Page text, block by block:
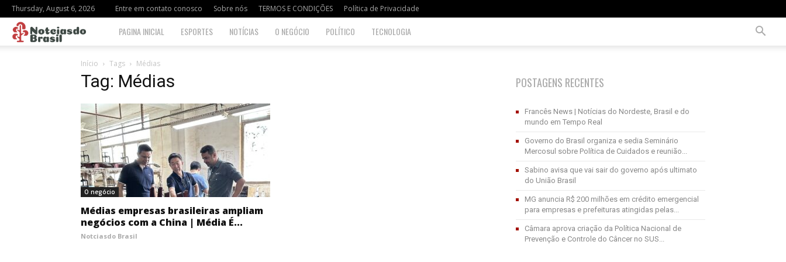
Thursday, August 6, 2026 Entre em contato conosco Sobre nós TERMOS E CONDIÇÕES Política de Privacidade
Notciasdo
Brasil
PAGINA INICIAL ESPORTES NOTÍCIAS O NEGÓCIO POLÍTICO TECNOLOGIA
Início Tags Médias
Tag: Médias
O negócio
Médias empresas brasileiras ampliam
negócios com a China | Média É...
Notciasdo Brasil
POSTAGENS RECENTES
Francês News | Notícias do Nordeste, Brasil e do
mundo em Tempo Real
Governo do Brasil organiza e sedia Seminário
Mercosul sobre Política de Cuidados e reunião...
Sabino avisa que vai sair do governo após ultimato
do União Brasil
MG anuncia R$ 200 milhões em crédito emergencial
para empresas e prefeituras atingidas pelas...
Câmara aprova criação da Política Nacional de
Prevenção e Controle do Câncer no SUS...